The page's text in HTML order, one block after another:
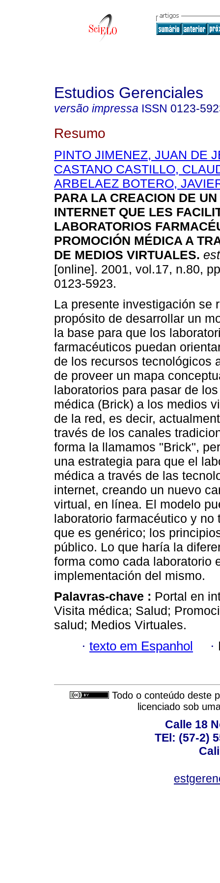
Estudios Gerenciales
versão impressa ISSN 0123-
Resumo
PINTO JIMENEZ, JUAN DE
CASTANO CASTILLO,
ARBELAEZ BOTERO,
PARA LA CREACION DE
INTERNET QUE LES
LABORATORIOS
PROMOCIÓN MÉDICA A
DE MEDIOS VIRTUALES.
[online]. 2001, vol.17, n.80,
0123-5923.
La presente investigación se
propósito de desarrollar un
la base para que los
farmacéuticos puedan
de los recursos tecnológicos
de proveer un mapa
laboratorios para pasar de
médica (Brick) a los medios
de la red, es decir,
través de los canales
forma la llamamos "Brick",
una estrategia para que el
médica a través de las
internet, creando un nuevo
virtual, en línea. El modelo
laboratorio farmacéutico y
que es genérico; los
público. Lo que haría la
forma como cada laboratorio
implementación del mismo.
Palavras-chave : Portal en
Visita médica; Salud;
salud; Medios Virtuales.
· texto em Espanhol ·
Todo o conteúdo deste
licenciado sob
Calle 18
TEl: (57-2)